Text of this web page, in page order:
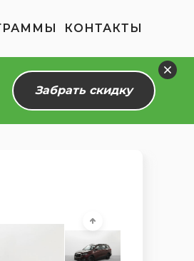
КОНТАКТЫ
Забрать скидку